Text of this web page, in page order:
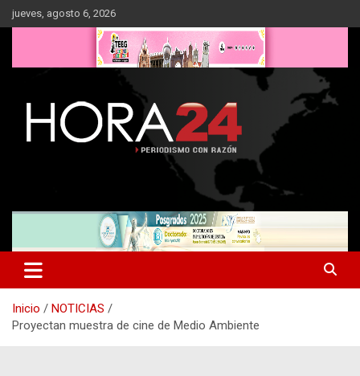
Saltar
al
jueves, agosto 6, 2026
Inicio
NOTICIAS
Proyectan muestra de cine de Medio Ambiente